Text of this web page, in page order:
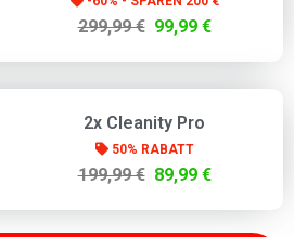
299,99 € 99,99 €
2x Cleanity Pro
50% RABATT
199,99 € 89,99 €